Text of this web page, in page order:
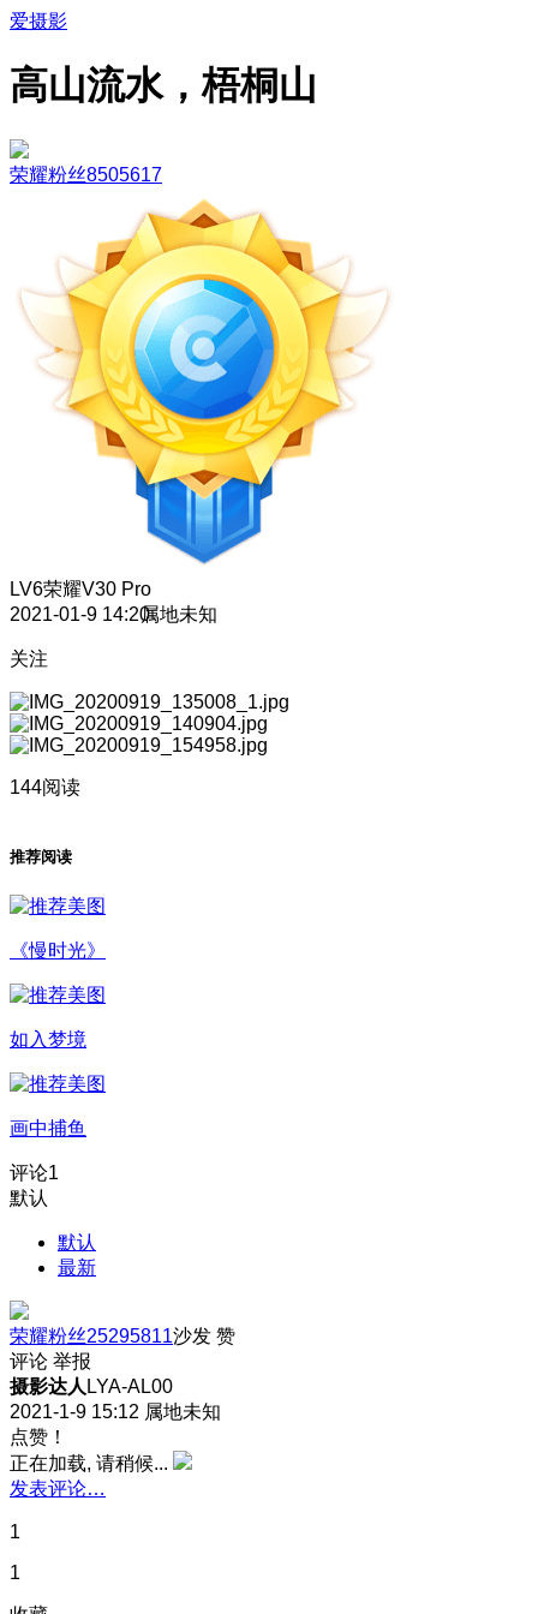
爱摄影
高山流水，梧桐山
荣耀粉丝8505617
LV6荣耀V30 Pro
2021-01-9 14:20属地未知
关注
144阅读
推荐阅读
《慢时光》
如入梦境
画中捕鱼
评论1
默认
默认
最新
荣耀粉丝25295811沙发 赞
评论 举报
摄影达人 LYA-AL00
2021-1-9 15:12 属地未知
点赞！
正在加载, 请稍候...
发表评论…
1
1